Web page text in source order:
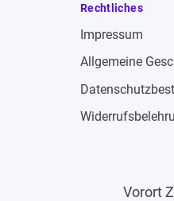
Rechtliches
Impressum
Allgemeine
Vorort